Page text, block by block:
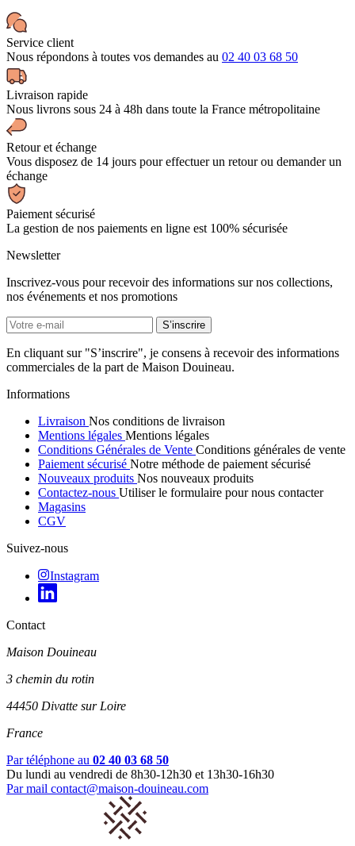
Service client
Nous répondons à toutes vos demandes au 02 40 03 68 50
Livraison rapide
Nous livrons sous 24 à 48h dans toute la France métropolitaine
Retour et échange
Vous disposez de 14 jours pour effectuer un retour ou demander un
échange
Paiement sécurisé
La gestion de nos paiements en ligne est 100% sécurisée
Newsletter
Inscrivez-vous pour recevoir des informations sur nos collections,
nos événements et nos promotions
En cliquant sur "S’inscrire", je consens à recevoir des informations
commerciales de la part de Maison Douineau.
Informations
Livraison Nos conditions de livraison
Mentions légales Mentions légales
Conditions Générales de Vente Conditions générales de vente
Paiement sécurisé Notre méthode de paiement sécurisé
Nouveaux produits Nos nouveaux produits
Contactez-nous Utiliser le formulaire pour nous contacter
Magasins
CGV
Suivez-nous
Instagram
Contact
Maison Douineau
3 chemin du rotin
44450 Divatte sur Loire
France
Par téléphone au 02 40 03 68 50
Du lundi au vendredi de 8h30-12h30 et 13h30-16h30
Par mail contact@maison-douineau.com